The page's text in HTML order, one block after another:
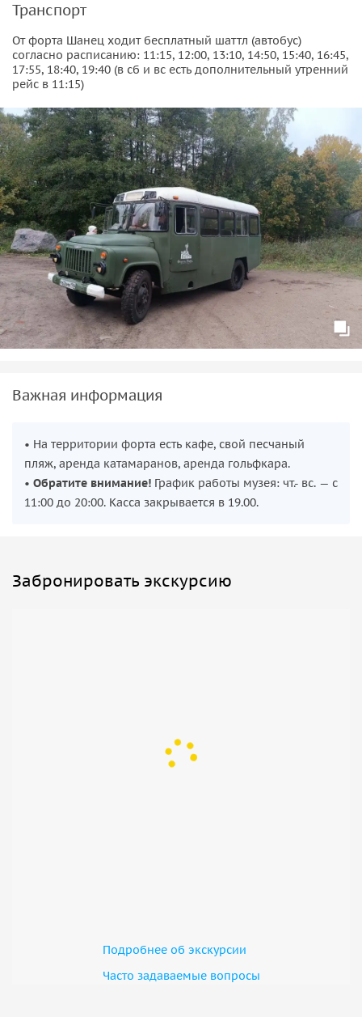
постройкам, попадете в жемчужину форта —Башню Фив-
Лилль , познакомитесь с единственным сохранившемся до
наших дней бетонно-железным капониром,
артиллерийскими площадками и другими
оборонительными сооружениями. Узнаете все о истории
Кронштадтской крепости, историю обороны Петербурга, о
жизни гарнизона, а также сможете насладиться
прекрасными видами на Финский залив.
Транспорт
От форта Шанец ходит бесплатный шаттл (автобус)
согласно расписанию: 11:15, 12:00, 13:10, 14:50, 15:40, 16:45,
17:55, 18:40, 19:40 (в сб и вс есть дополнительный утренний
рейс в 11:15)
Важная информация
• На территории форта есть кафе, свой песчаный
пляж, аренда катамаранов, аренда гольфкара.
• Обратите внимание! График работы музея: чт.- вс. — с
11:00 до 20:00. Касса закрывается в 19.00.
Забронировать экскурсию
Подробнее об экскурсии
Часто задаваемые вопросы